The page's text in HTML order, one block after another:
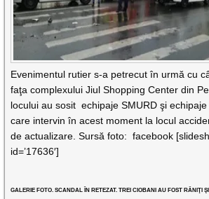
Evenimentul rutier s-a petrecut în urmă cu
faţa complexului Jiul Shopping Center din
locului au sosit echipaje SMURD şi echipaje
care intervin în acest moment la locul
de actualizare. Sursă foto: facebook
id=’17636′]
GALERIE FOTO. SCANDAL ÎN RETEZAT. TREI CIOBANI AU FOST RĂNIŢI